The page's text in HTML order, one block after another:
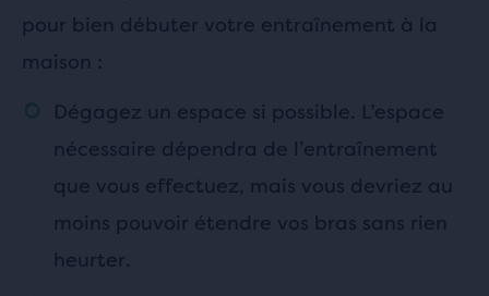
pour bien débuter votre entraînement à la
maison :
Dégagez un espace si possible. L’espace
nécessaire dépendra de l’entraînement
que vous effectuez, mais vous devriez au
moins pouvoir étendre vos bras sans rien
heurter.